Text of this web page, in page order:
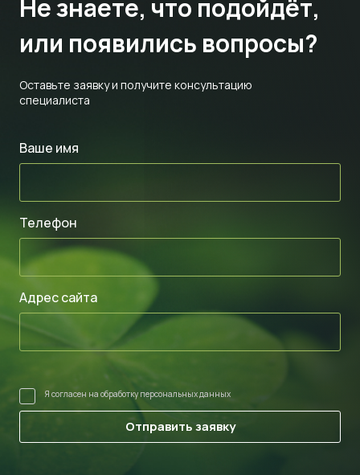
Оставьте заявку и получите консультацию
специалиста
Не знаете, что подойдёт,
или появились вопросы?
Ваше имя
Телефон
Адрес сайта
Я согласен на обработку персональных данных